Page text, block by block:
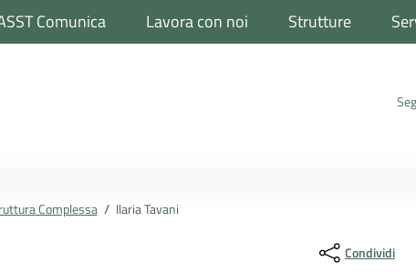
Comunica Lavora con noi Strutture
Complessa / Ilaria Tavani
Condividi